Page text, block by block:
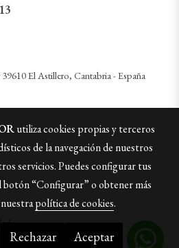
El Astillero, Cantabria - España
utiliza cookies propias y terceros
de la navegación de nuestros
servicios. Puedes configurar tus
botón “Configurar” o obtener más
política de cookies.
Rechazar Aceptar